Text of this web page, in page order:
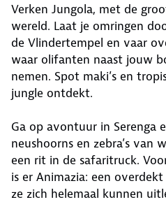
Verken Jungola, met de
wereld. Laat je omringen
de Vlindertempel en vaar
waar olifanten naast jouw
nemen. Spot maki’s en
jungle ontdekt.
Ga op avontuur in Serenga
neushoorns en zebra’s van
een rit in de safaritruck.
is er Animazia: een
ze zich helemaal kunnen